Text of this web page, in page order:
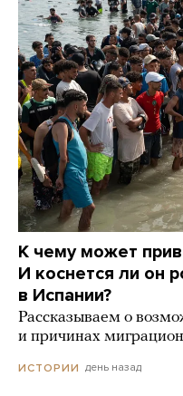
К чему может
И коснется ли он
в Испании?
Рассказываем о
и причинах
ИСТОРИИ день назад